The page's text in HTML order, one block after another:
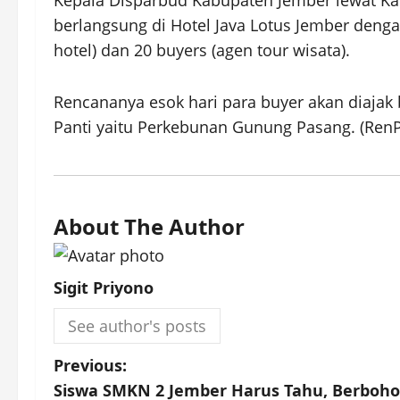
berlangsung di Hotel Java Lotus Jember
hotel) dan 20 buyers (agen tour wisata).
Rencananya esok hari para buyer akan
Panti yaitu Perkebunan Gunung Pasang.
About The Author
Sigit Priyono
See author's posts
P
Previous:
Siswa SMKN 2 Jember Harus Tahu,